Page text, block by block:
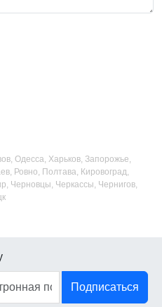
Одесса, Харьков, Запорожье,
Ровно, Полтава, Кировоград,
Черновцы, Черкассы, Чернигов,
Подписаться